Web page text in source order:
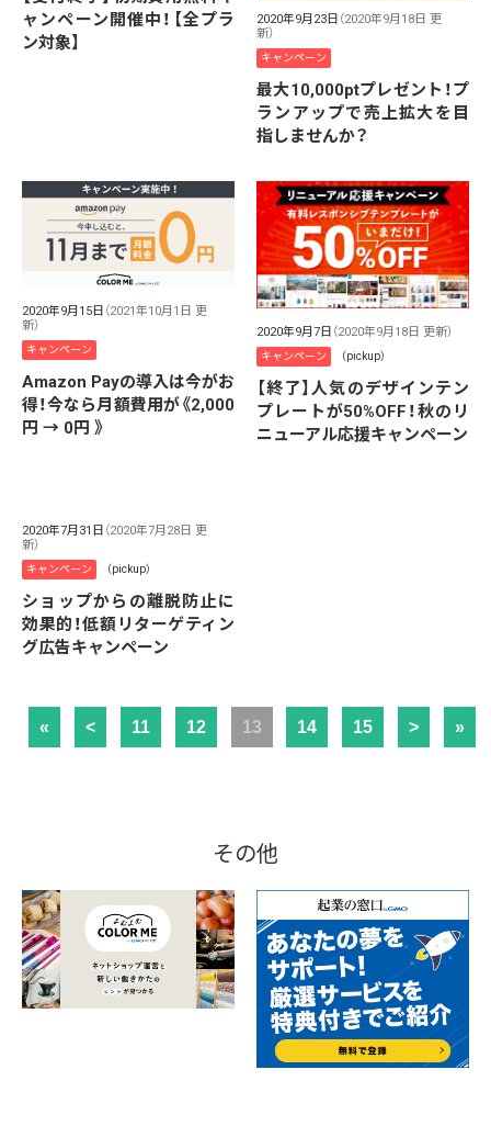
ャンペーン開催中！【全プラ
ン対象】
2020年9月23日 （2020年9月18日 更
新）
キャンペーン
最大10,000ptプレゼント！プ
ランアップで売上拡大を目
指しませんか？
2020年9月15日 （2021年10月1日 更
新）
キャンペーン
Amazon Payの導入は今がお
得！今なら月額費用が《2,000
円 → 0円 》
2020年9月7日 （2020年9月18日 更新）
キャンペーン （pickup）
【終了】人気のデザインテン
プレートが50%OFF！秋のリ
ニューアル応援キャンペーン
2020年7月31日 （2020年7月28日 更
新）
キャンペーン （pickup）
ショップからの離脱防止に
効果的！低額リターゲティン
グ広告キャンペーン
« < 11 12 13 14 15 > »
その他